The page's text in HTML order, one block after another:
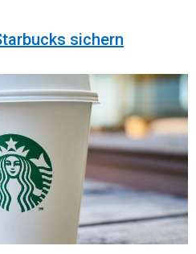
sichern